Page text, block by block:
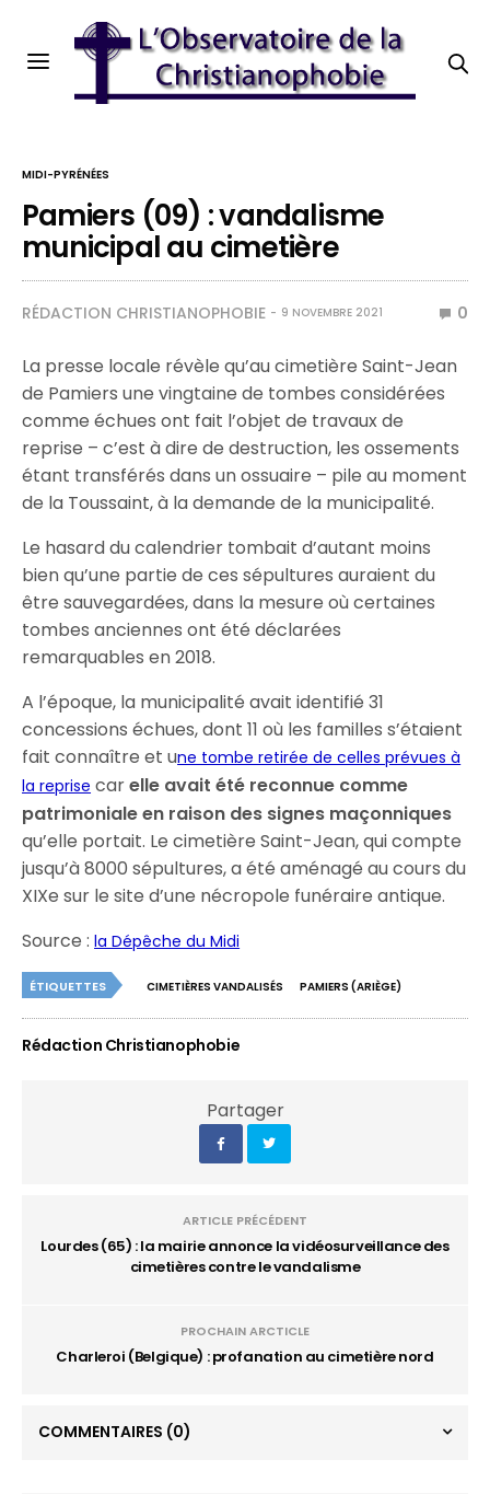
MIDI-PYRÉNÉES
Pamiers (09) : vandalisme
municipal au cimetière
RÉDACTION CHRISTIANOPHOBIE 9 NOVEMBRE 2021 0
La presse locale révèle qu’au cimetière Saint-Jean
de Pamiers une vingtaine de tombes considérées
comme échues ont fait l’objet de travaux de
reprise – c’est à dire de destruction, les ossements
étant transférés dans un ossuaire – pile au moment
de la Toussaint, à la demande de la municipalité.
Le hasard du calendrier tombait d’autant moins
bien qu’une partie de ces sépultures auraient du
être sauvegardées, dans la mesure où certaines
tombes anciennes ont été déclarées
remarquables en 2018.
A l’époque, la municipalité avait identifié 31
concessions échues, dont 11 où les familles s’étaient
fait connaître et une tombe retirée de celles prévues à
la reprise carelle avait été reconnue comme
patrimoniale en raison des signes maçonniques
qu’elle portait. Le cimetière Saint-Jean, qui compte
jusqu’à 8000 sépultures, a été aménagé au cours du
XIXe sur le site d’une nécropole funéraire antique.
Source :la Dépêche du Midi
ÉTIQUETTES CIMETIÈRES VANDALISÉS PAMIERS (ARIÈGE)
Rédaction Christianophobie
Partager
ARTICLE PRÉCÉDENT
Lourdes (65) : la mairie annonce la vidéosurveillance des
cimetières contre le vandalisme
PROCHAIN ARCTICLE
Charleroi (Belgique) : profanation au cimetière nord
COMMENTAIRES (0)